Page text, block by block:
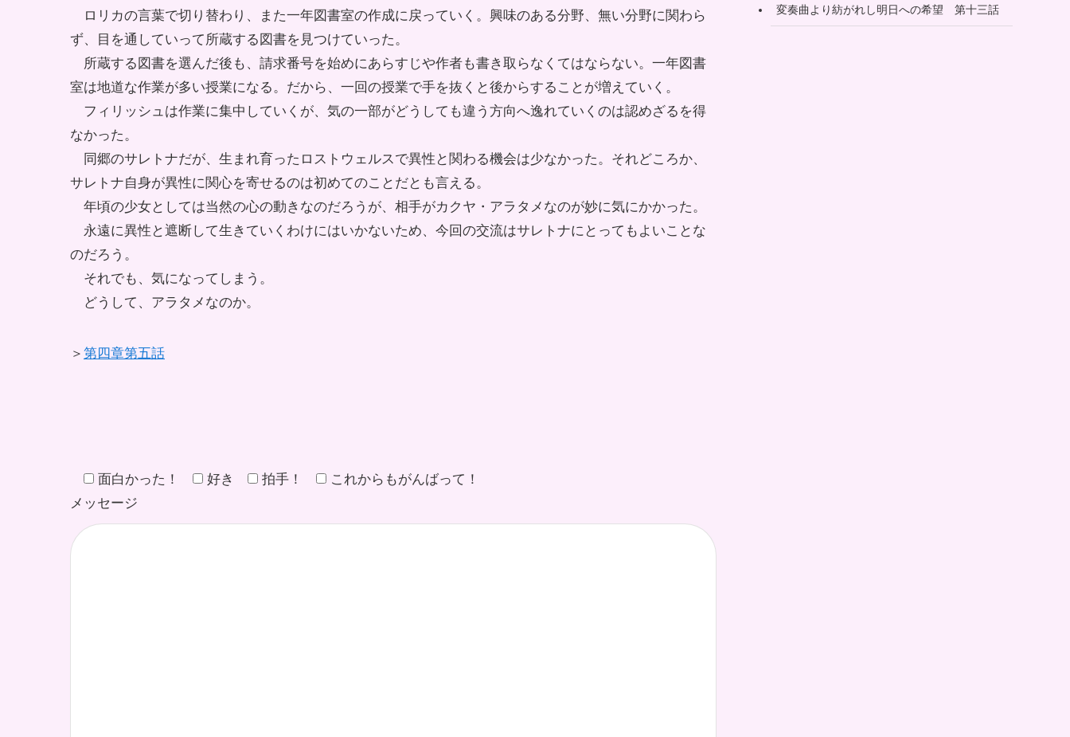
ロリカの言葉で切り替わり、また一年図書室の作成に戻っていく。興味のある分野、無い分野に関わら
ず、目を通していって所蔵する図書を見つけていった。
所蔵する図書を選んだ後も、請求番号を始めにあらすじや作者も書き取らなくてはならない。一年図書
室は地道な作業が多い授業になる。だから、一回の授業で手を抜くと後からすることが増えていく。
フィリッシュは作業に集中していくが、気の一部がどうしても違う方向へ逸れていくのは認めざるを得
なかった。
同郷のサレトナだが、生まれ育ったロストウェルスで異性と関わる機会は少なかった。それどころか、
サレトナ自身が異性に関心を寄せるのは初めてのことだとも言える。
年頃の少女としては当然の心の動きなのだろうが、相手がカクヤ・アラタメなのが妙に気にかかった。
永遠に異性と遮断して生きていくわけにはいかないため、今回の交流はサレトナにとってもよいことな
のだろう。
それでも、気になってしまう。
どうして、アラタメなのか。
＞ 第四章第五話
面白かった！ 好き 拍手！
これからもがんばって！
メッセージ
変奏曲より紡がれし明日への希望 第十三話